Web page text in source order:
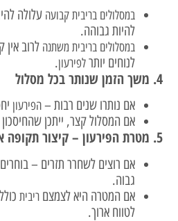
במסלולים בריבית קבועה עלולה
להיות גבוהה.
במסלולים בריבית משתנה לרוב
לנוחים יותרלפירעון.
4. משך הזמן שנותר בכל מסלול
אם נותרו שנים רבות –הפירעון
אם המסלול קצר, ייתכן
5. מטרת הפירעון – קיצור תקופה או
אם רוצים לשחרר תזרים –
גבוה.
אם המטרה היא לצמצםריבית
לטווח ארוך.